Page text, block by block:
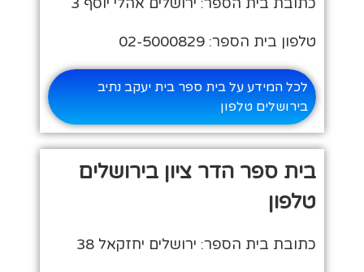
טלפון בית הספר: 02-5000829
לכל המידע על בית ספר בית יעקב נתיב
בירושלים טלפון
בית ספר הדר ציון בירושלים
טלפון
כתובת בית הספר: ירושלים יחזקאל 38